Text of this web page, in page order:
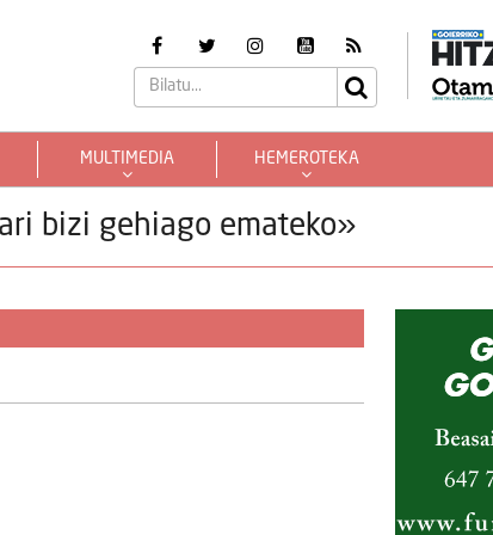
MULTIMEDIA HEMEROTEKA
bizi gehiago emateko»